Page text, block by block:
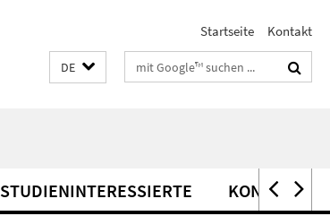
Startseite Kontakt
DE Suchbegriffe
STUDIENINTERESSIERTE KONTAKT